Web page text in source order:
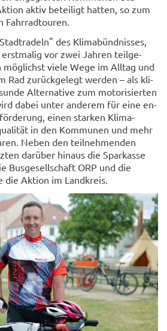
aktiv be­tei­ligt hat­ten, so zum
Fahr­rad­tou­ren.
des Kli­ma­bünd­nis­ses,
erst­ma­lig vor zwei Jah­ren teil­ge­
viele Wege im All­tag und
Rad zu­rück­ge­legt wer­den – als kli­
Al­ter­na­ti­ve zum mo­to­ri­sier­ten
dabei unter an­de­rem für eine en­
einen star­ken Kli­ma­
in den Kom­mu­nen und mehr
Neben den teil­neh­men­den
dar­über hin­aus die Spar­kas­se
Bus­ge­sell­schaft ORP und die
die Ak­ti­on im Land­kreis.